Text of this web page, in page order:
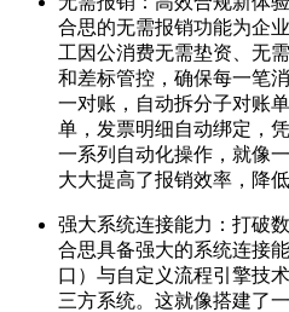
合思的无需报销功能为企
工因公消费无需垫资、无
和差标管控，确保每一笔
一对账，自动拆分子对账
单，发票明细自动绑定，
一系列自动化操作，就像
大大提高了报销效率，降
强大系统连接能力：打破
合思具备强大的系统连接
口）与自定义流程引擎技
三方系统。这就像搭建了